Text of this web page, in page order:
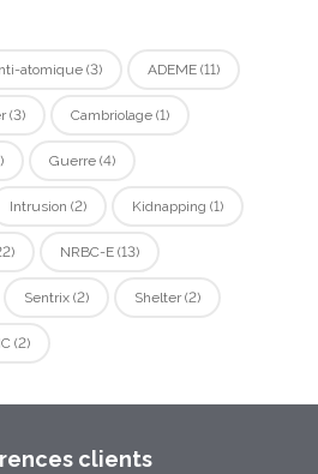
atomique(3) ADEME(11)
(3) Cambriolage(1)
Guerre(4)
Intrusion (2) Kidnapping (1)
NRBC-E(13)
Sentrix(2) Shelter(2)
(2)
clients